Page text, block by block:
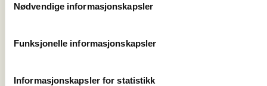
Nødvendige informasjonskapsler
Funksjonelle informasjonskapsler
Informasjonskapsler for statistikk